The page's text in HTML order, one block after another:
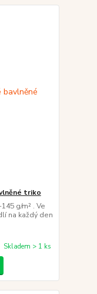
triko
g/m² . Ve
na každý den
Skladem > 1 ks